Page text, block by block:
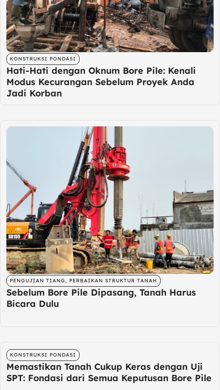
KONSTRUKSI PONDASI
Hati-Hati dengan Oknum Bore Pile: Kenali
Modus Kecurangan Sebelum Proyek Anda
Jadi Korban
PENGUJIAN TIANG, PERBAIKAN STRUKTUR TANAH
Sebelum Bore Pile Dipasang, Tanah Harus
Bicara Dulu
KONSTRUKSI PONDASI
Memastikan Tanah Cukup Keras dengan Uji
SPT: Fondasi dari Semua Keputusan Bore Pile